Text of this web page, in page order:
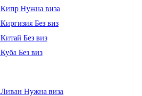
Кипр Нужна виза
Киргизия Без виз
Китай Без виз
Куба Без виз
Ливан Нужна виза